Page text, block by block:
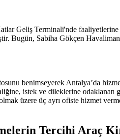
Geliş Terminali'nde
Bugün, Sabiha Gökçen
benimseyerek Antalya’da
istek ve dileklerine
üzere üç ayrı ofiste hizmet
Tercihi Araç